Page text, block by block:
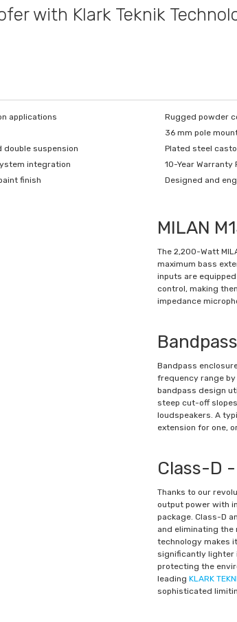
with Klark Teknik
applications
double suspension
integration
finish
Rugged powder
36 mm pole
Plated steel
10-Year Warranty
Designed and
MILAN
The 2,200-Watt
maximum bass
inputs are
control, making
impedance
Bandpass
frequency range
bandpass design
steep cut-off
loudspeakers. A
extension for one,
Class-D
Thanks to our
output power with
package. Class-D
and eliminating the
technology makes
significantly lighter
protecting the
leading KLARK
sophisticated